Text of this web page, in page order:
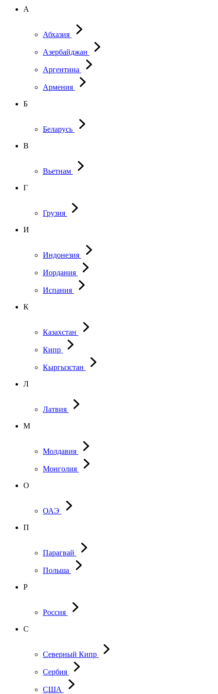
А
Абхазия
Азербайджан
Аргентина
Армения
Б
Беларусь
В
Вьетнам
Г
Грузия
И
Индонезия
Иордания
Испания
К
Казахстан
Кипр
Кыргызстан
Л
Латвия
М
Молдавия
Монголия
О
ОАЭ
П
Парагвай
Польша
Р
Россия
С
Северный Кипр
Сербия
США